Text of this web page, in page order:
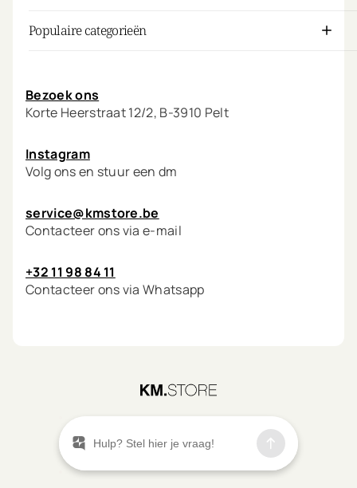
Populaire categorieën
Bezoek ons
Korte Heerstraat 12/2, B-3910 Pelt
Instagram
Volg ons en stuur een dm
service@kmstore.be
Contacteer ons via e-mail
+32 11 98 84 11
Contacteer ons via Whatsapp